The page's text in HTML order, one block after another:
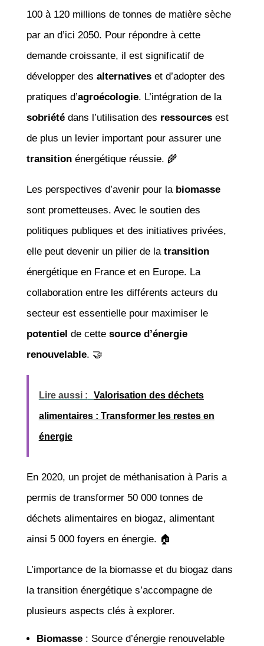
100 à 120 millions de tonnes de matière sèche
par an d’ici 2050. Pour répondre à cette
demande croissante, il est significatif de
développer des alternativeset d’adopter des
pratiques d’agroécologie. L’intégration de la
sobriétédans l’utilisation des ressourcesest
de plus un levier important pour assurer une
transitionénergétique réussie. 🌾
Les perspectives d’avenir pour la biomasse
sont prometteuses. Avec le soutien des
politiques publiques et des initiatives privées,
elle peut devenir un pilier de la transition
énergétique en France et en Europe. La
collaboration entre les différents acteurs du
secteur est essentielle pour maximiser le
potentiel de cette source d’énergie
renouvelable. 🤝
Lire aussi : Valorisation des déchets
alimentaires : Transformer les restes en
énergie
En 2020, un projet de méthanisation à Paris a
permis de transformer 50 000 tonnes de
déchets alimentaires en biogaz, alimentant
ainsi 5 000 foyers en énergie. 🏠
L’importance de la biomasse et du biogaz dans
la transition énergétique s’accompagne de
plusieurs aspects clés à explorer.
Biomasse: Source d’énergie renouvelable